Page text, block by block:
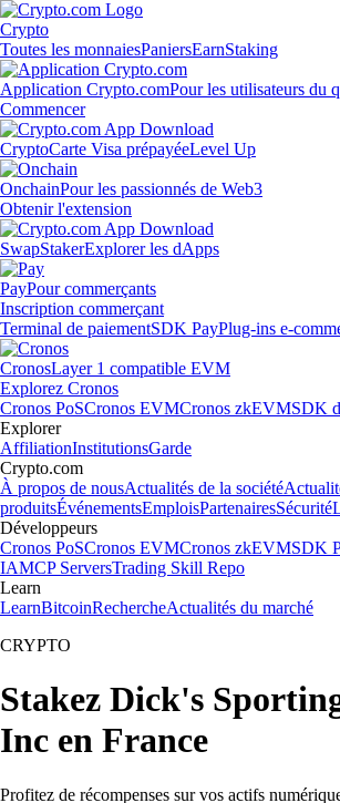
Crypto
Toutes les monnaiesPaniersEarnStaking
Application Crypto.comPour les utilisateurs du
Commencer
CryptoCarte Visa prépayéeLevel Up
OnchainPour les passionnés de Web3
Obtenir l'extension
SwapStakerExplorer les dApps
PayPour commerçants
Inscription commerçant
Terminal de paiementSDK PayPlug-ins e-
CronosLayer 1 compatible EVM
Explorez Cronos
Cronos PoSCronos EVMCronos zkEVMSDK
Explorer
AffiliationInstitutionsGarde
Crypto.com
À propos de nousActualités de la société
produitsÉvénementsEmploisPartenairesSécurité
Développeurs
Cronos PoSCronos EVMCronos zkEVMSDK
IAMCP ServersTrading Skill Repo
Learn
LearnBitcoinRechercheActualités du marché
CRYPTO
Stakez Dick's
Inc en France
Profitez de récompenses sur vos actifs